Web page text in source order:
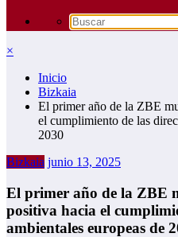
×
Inicio
Bizkaia
El primer año de la ZBE
el cumplimiento de las
2030
Bizkaia junio 13, 2025
El primer año de la ZBE
positiva hacia el
ambientales europeas de